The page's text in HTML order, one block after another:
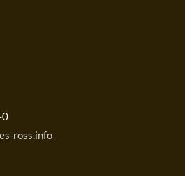
0
ross.info